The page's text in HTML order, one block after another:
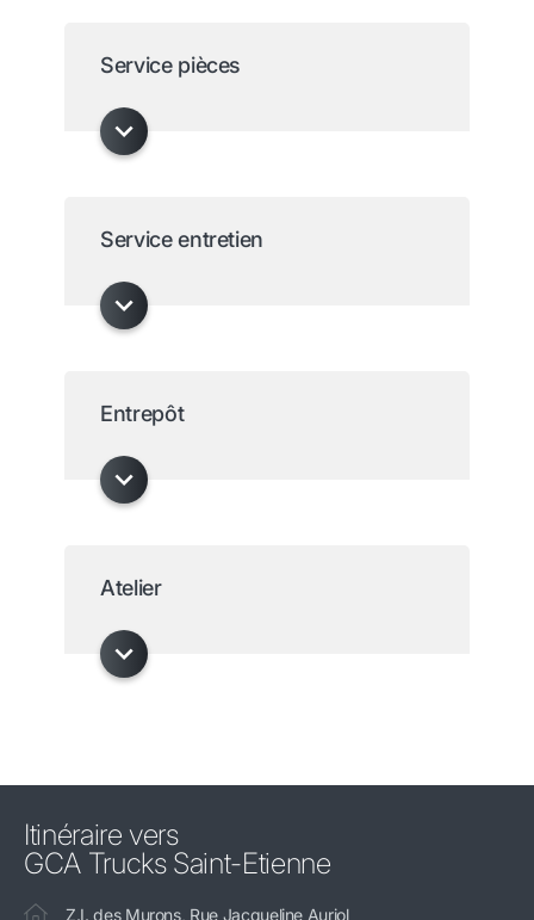
Service pièces
Service entretien
Entrepôt
Atelier
Itinéraire vers
GCA Trucks Saint-Etienne
Z.I. des Murons, Rue Jacqueline Auriol